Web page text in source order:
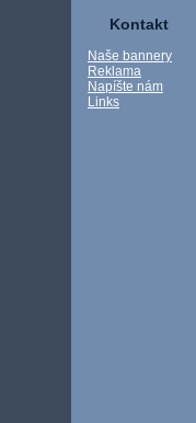
Kontakt
Naše bannery
Reklama
Napíšte nám
Links